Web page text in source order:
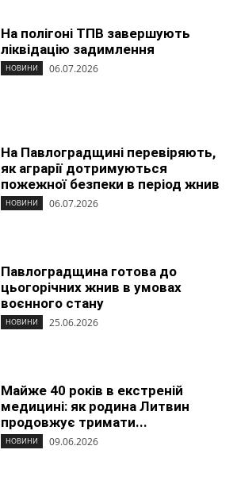
На полігоні ТПВ завершують
ліквідацію задимлення
НОВИНИ 06.07.2026
На Павлоградщині перевіряють,
як аграрії дотримуються
пожежної безпеки в період жнив
НОВИНИ 06.07.2026
Павлоградщина готова до
цьогорічних жнив в умовах
воєнного стану
НОВИНИ 25.06.2026
Майже 40 років в екстреній
медицині: як родина Литвин
продовжує тримати...
НОВИНИ 09.06.2026